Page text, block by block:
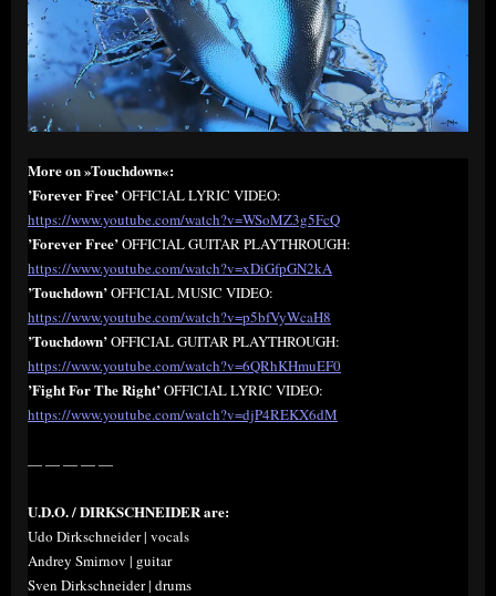
More on »Touchdown«:
’Forever Free’OFFICIAL LYRIC VIDEO:
https://www.youtube.com/watch?v=WSoMZ3g5FcQ
’Forever Free’OFFICIAL GUITAR PLAYTHROUGH:
https://www.youtube.com/watch?v=xDiGfpGN2kA
’Touchdown’OFFICIAL MUSIC VIDEO:
https://www.youtube.com/watch?v=p5bfVyWcaH8
’Touchdown’OFFICIAL GUITAR PLAYTHROUGH:
https://www.youtube.com/watch?v=6QRhKHmuEF0
’Fight For The Right’OFFICIAL LYRIC VIDEO:
https://www.youtube.com/watch?v=djP4REKX6dM
— — — — —
U.D.O. / DIRKSCHNEIDER are:
Udo Dirkschneider | vocals
Andrey Smirnov | guitar
Sven Dirkschneider | drums